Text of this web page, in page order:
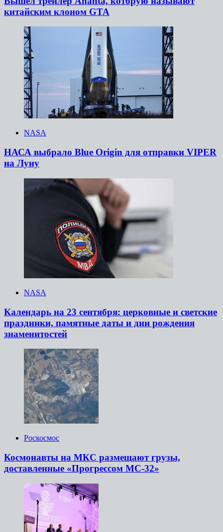
китайским клоном GTA
NASA
НАСА выбрало Blue Origin для отправки VIPER
на Луну
NASA
Календарь на 23 сентября: церковные и светские
праздники, памятные даты и дни рождения
знаменитостей
Роскосмос
Космонавты на МКС размещают грузы,
доставленные «Прогрессом МС-32»